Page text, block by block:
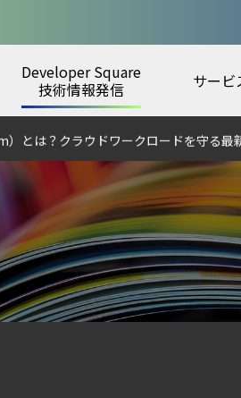
Developer Square
技術情報発信
サービ
とは？クラウドワークロードを守る最
： Sysdig・JP1・Illumio連携における
つの側面
Posture Managementの全体像
可視化する新しいセキュリティ戦略
GPU環境を守る新しい視点